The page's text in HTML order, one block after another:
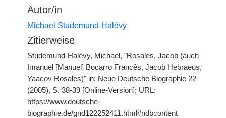
Autor/in
Michael Studemund-Halévy
Zitierweise
Studemund-Halévy, Michael, "Rosales, Jacob (auch
Imanuel [Manuel] Bocarro Francês, Jacob Hebraeus,
Yaacov Rosales)" in: Neue Deutsche Biographie 22
(2005), S. 38-39 [Online-Version]; URL:
https://www.deutsche-
biographie.de/gnd122252411.html#ndbcontent